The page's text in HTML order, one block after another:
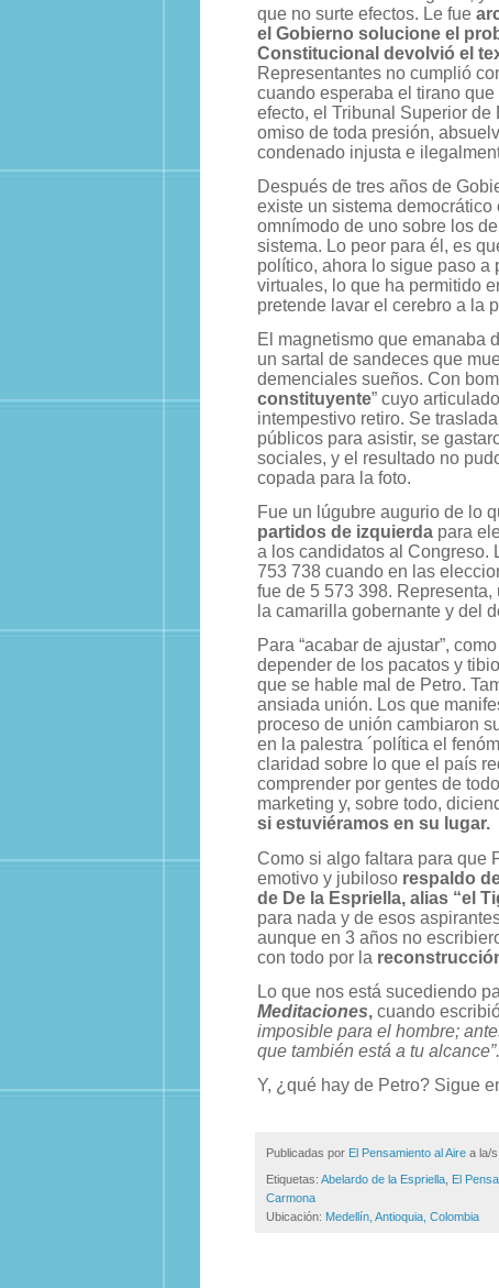
que no surte efectos. Le fue
el Gobierno solucione el
Constitucional devolvió el
Representantes no cumplió
cuando esperaba el tirano
efecto, el Tribunal Superior
omiso de toda presión,
condenado injusta e
Después de tres años de
existe un sistema democrático
omnímodo de uno sobre los
sistema. Lo peor para él, es
político, ahora lo sigue paso a
virtuales, lo que ha permitido
pretende lavar el cerebro a la
El magnetismo que emanaba
un sartal de sandeces que
demenciales sueños. Con
constituyente” cuyo
intempestivo retiro. Se
públicos para asistir, se
sociales, y el resultado no
copada para la foto.
Fue un lúgubre augurio de lo
partidos de izquierda para
a los candidatos al Congreso.
753 738 cuando en las
fue de 5 573 398.
la camarilla gobernante y del
Para “acabar de ajustar”,
depender de los pacatos y
que se hable mal de Petro.
ansiada unión. Los que
proceso de unión cambiaron
en la palestra ´política el
claridad sobre lo que el país
comprender por gentes de
marketing y, sobre todo,
si estuviéramos en su lugar.
Como si algo faltara para que
emotivo y jubiloso respaldo
de De la Espriella, alias “el
para nada y de esos
aunque en 3 años no
con todo por la
Lo que nos está sucediendo
Meditaciones, cuando
imposible para el hombre;
que también está a tu alcance”.
Y, ¿qué hay de Petro? Sigue
Publicadas por El Pensamiento al Aire a la/s
Etiquetas: Abelardo de la Espriella, El
Carmona
Ubicación: Medellín, Antioquia, Colombia